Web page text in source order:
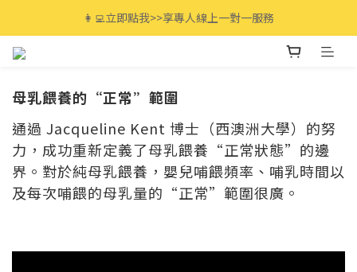
全館滿$3000免運🚚 最高享12期分期零利率!
👩‍💻立即點我>>享專人線上一對一服務
母乳餵養的“正常”範圍
通過 Jacqueline Kent 博士（西澳洲大學）的努
力，成功重新定義了母乳餵養“正常狀態”的邊
界。對於純母乳餵養，嬰兒哺餵頻率、哺乳時間以
及每次哺餵的母乳量的“正常”範圍很廣。